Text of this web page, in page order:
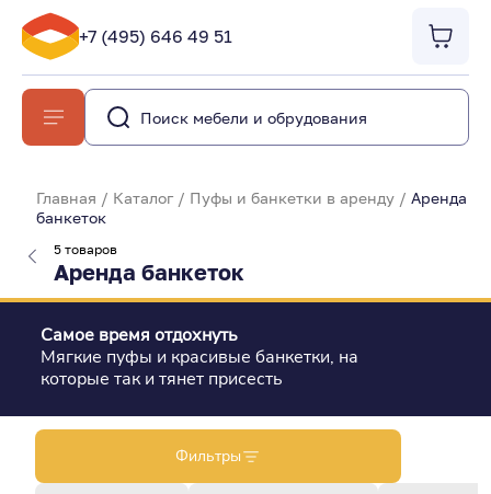
+7 (495) 646 49 51
Главная / Каталог/ Пуфы и банкетки в аренду/ Аренда
банкеток
Аренда банкеток
5 товаров
Самое время отдохнуть
Мягкие пуфы и красивые банкетки, на
которые так и тянет присесть
Фильтры